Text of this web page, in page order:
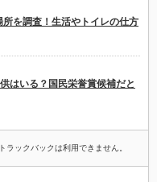
を調査！生活やトイレの仕方
はいる？国民栄誉賞候補だと
トラックバックは利用できません。